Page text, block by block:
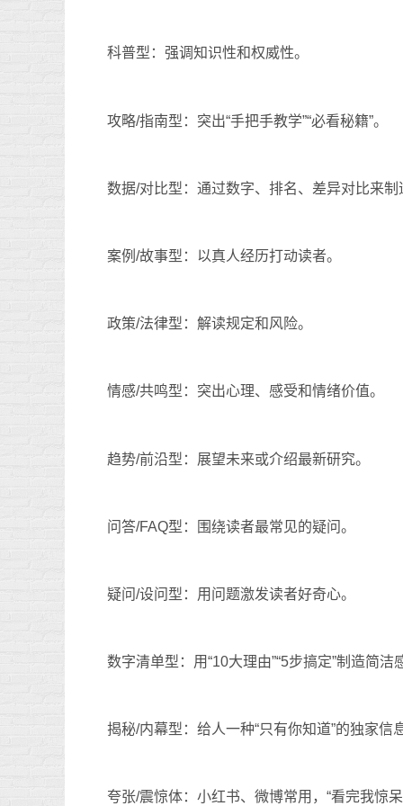
科普型：强调知识性和权威性。
攻略/指南型：突出“手把手教学”“必看秘籍”。
数据/对比型：通过数字、排名、差异对比来制
案例/故事型：以真人经历打动读者。
政策/法律型：解读规定和风险。
情感/共鸣型：突出心理、感受和情绪价值。
趋势/前沿型：展望未来或介绍最新研究。
问答/FAQ型：围绕读者最常见的疑问。
疑问/设问型：用问题激发读者好奇心。
数字清单型：用“10大理由”“5步搞定”制造简洁
揭秘/内幕型：给人一种“只有你知道”的独家信
夸张/震惊体：小红书、微博常用，“看完我惊